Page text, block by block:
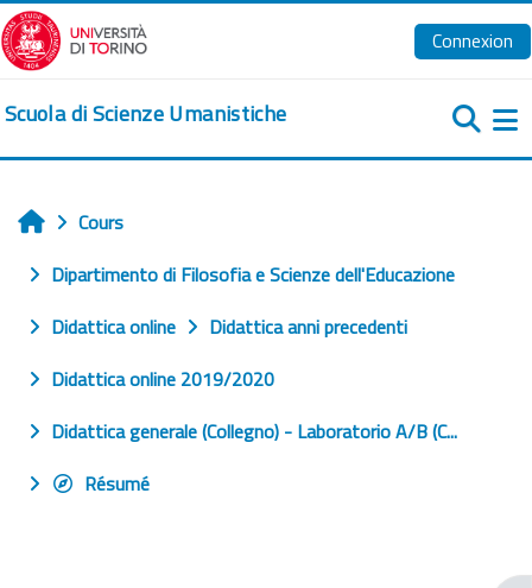
Passer au contenu principal
Connexion
Scuola di Scienze Umanistiche
Accueil
Cours
Dipartimento di Filosofia e Scienze dell'Educazione
Didattica online
Didattica anni precedenti
Didattica online 2019/2020
Didattica generale (Collegno) - Laboratorio A/B (C...
Résumé